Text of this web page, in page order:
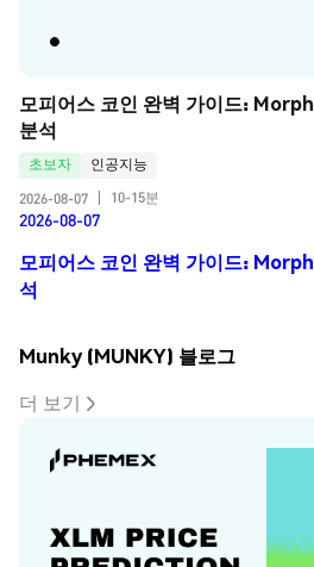
모피어스 코인 완벽 가이드:
분석
초보자
인공지능
2026-08-07
10-15분
2026-08-07
모피어스 코인 완벽 가이드:
석
Munky (MUNKY) 블로그
더 보기